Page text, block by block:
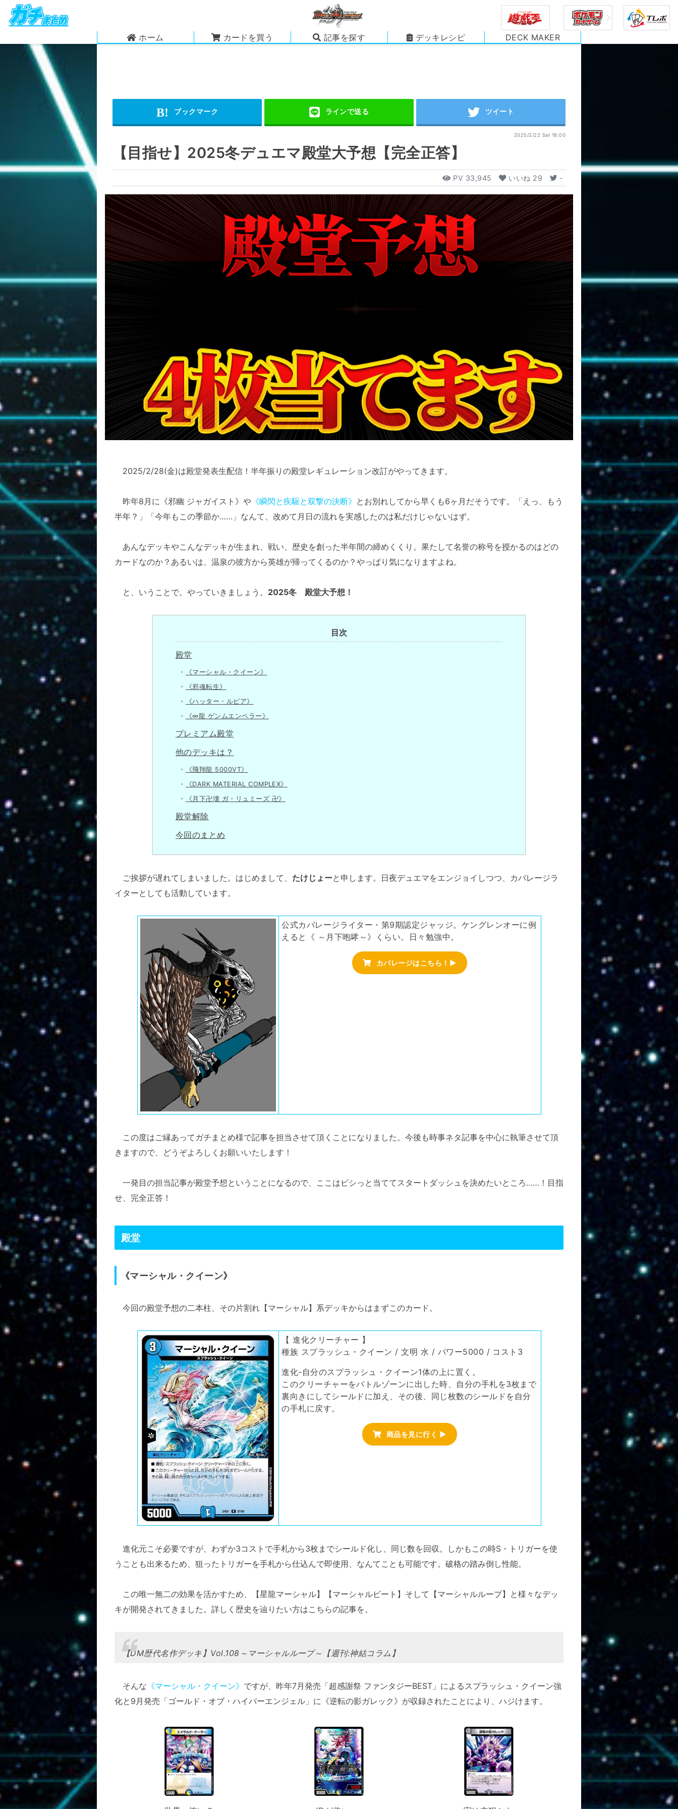
ホーム カードを買う 記事を探す デッキレシピ DECK MAKER
2025/2/22 Sat 18:00
【目指せ】2025冬デュエマ殿堂大予想【完全正答】
PV 33,945 いいね 29 -
2025/2/28(金)は殿堂発表生配信！半年振りの殿堂レギュレーション改訂がやってきます。
昨年8月に《邪幽 ジャガイスト》や 《瞬閃と疾駆と双撃の決断》 とお別れしてから早くも6ヶ月だそうです。「えっ、もう
半年？」「今年もこの季節か……」なんて、改めて月日の流れを実感したのは私だけじゃないはず。
あんなデッキやこんなデッキが生まれ、戦い、歴史を創った半年間の締めくくり。果たして名誉の称号を授かるのはどの
カードなのか？あるいは、温泉の彼方から英雄が帰ってくるのか？やっぱり気になりますよね。
と、いうことで。やっていきましょう。 2025冬 殿堂大予想！
目次
殿堂
《マーシャル・クイーン》
《邪魂転生》
《ハッター・ルピア》
《∞龍 ゲンムエンペラー》
プレミアム殿堂
他のデッキは？
《飛翔龍 5000VT》
《DARK MATERIAL COMPLEX》
《月下卍壊 ガ・リュミーズ 卍》
殿堂解除
今回のまとめ
ご挨拶が遅れてしまいました。はじめまして、 たけじょーと申します。日夜デュエマをエンジョイしつつ、カバレージラ
イターとしても活動しています。
公式カバレージライター・第9期認定ジャッジ。ケングレンオーに例
えると《 ～月下咆哮～》くらい。日々勉強中。
カバレージはこちら！▶
この度はご縁あってガチまとめ様で記事を担当させて頂くことになりました。今後も時事ネタ記事を中心に執筆させて頂
きますので、どうぞよろしくお願いいたします！
一発目の担当記事が殿堂予想ということになるので、ここはビシっと当ててスタートダッシュを決めたいところ……！目指
せ、完全正答！
殿堂
《マーシャル・クイーン》
今回の殿堂予想の二本柱、その片割れ【マーシャル】系デッキからはまずこのカード。
【 進化クリーチャー 】
種族 スプラッシュ・クイーン / 文明 水 / パワー5000 / コスト3
進化-自分のスプラッシュ・クイーン1体の上に置く。
このクリーチャーをバトルゾーンに出した時、自分の手札を3枚まで
裏向きにしてシールドに加え、その後、同じ枚数のシールドを自分
の手札に戻す。
商品を見に行く ▶
進化元こそ必要ですが、わずか3コストで手札から3枚までシールド化し、同じ数を回収。しかもこの時S・トリガーを使
うことも出来るため、狙ったトリガーを手札から仕込んで即使用、なんてことも可能です。破格の踏み倒し性能。
この唯一無二の効果を活かすため、【星龍マーシャル】【マーシャルビート】そして【マーシャルループ】と様々なデッ
キが開発されてきました。詳しく歴史を辿りたい方はこちらの記事を。
【DM歴代名作デッキ】Vol.108～マーシャルループ～【週刊:神結コラム】
そんな 《マーシャル・クイーン》 ですが、昨年7月発売「超感謝祭 ファンタジーBEST」によるスプラッシュ・クイーン強
化と9月発売「ゴールド・オブ・ハイパーエンジェル」に《逆転の影ガレック》が収録されたことにより、ハジけます。